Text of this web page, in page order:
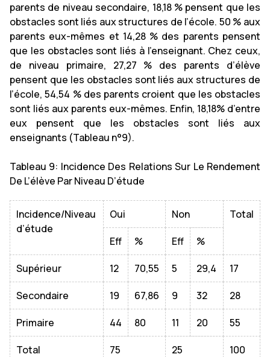
parents de niveau secondaire, 18,18 % pensent que les
obstacles sont liés aux structures de l’école. 50 % aux
parents eux-mêmes et 14,28 % des parents pensent
que les obstacles sont liés à l’enseignant. Chez ceux,
de niveau primaire, 27,27 % des parents d’élève
pensent que les obstacles sont liés aux structures de
l’école, 54,54 % des parents croient que les obstacles
sont liés aux parents eux-mêmes. Enfin, 18,18% d’entre
eux pensent que les obstacles sont liés aux
enseignants (Tableau n°9).
Tableau 9: Incidence Des Relations Sur Le Rendement
De L’élève Par Niveau D’étude
Incidence/Niveau
d’étude
Oui Non Total
Eff % Eff %
Supérieur 12 70,55 5 29,4 17
Secondaire 19 67,86 9 32 28
Primaire 44 80 11 20 55
Total 75 25 100